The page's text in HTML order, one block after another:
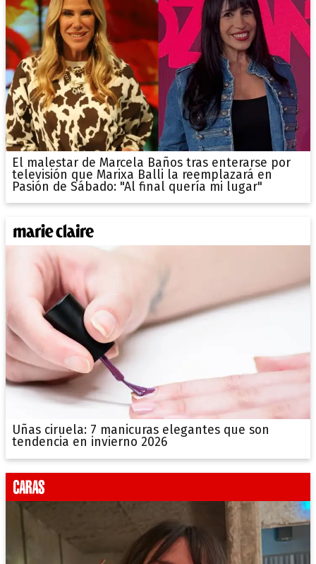
El malestar de Marcela Baños tras enterarse por
televisión que Marixa Balli la reemplazará en
Pasión de Sábado: "Al final quería mi lugar"
Uñas ciruela: 7 manicuras elegantes que son
tendencia en invierno 2026